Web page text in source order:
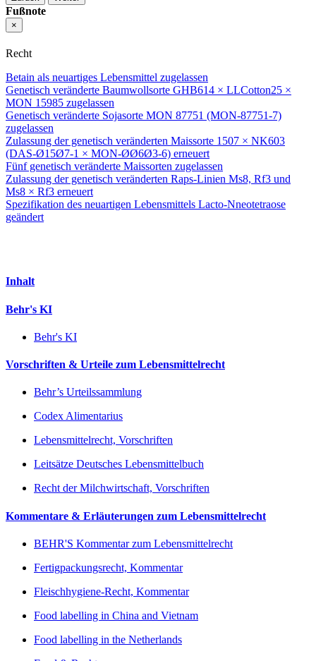
Fußnote
×
Recht
Betain als neuartiges Lebensmittel zugelassen
Genetisch veränderte Baumwollsorte GHB614 × LLCotton25 ×
MON 15985 zugelassen
Genetisch veränderte Sojasorte MON 87751 (MON-87751-7)
zugelassen
Zulassung der genetisch veränderten Maissorte 1507 × NK603
(DAS-Ø15Ø7-1 × MON-ØØ6Ø3-6) erneuert
Fünf genetisch veränderte Maissorten zugelassen
Zulassung der genetisch veränderten Raps-Linien Ms8, Rf3 und
Ms8 × Rf3 erneuert
Spezifikation des neuartigen Lebensmittels Lacto-Nneotetraose
geändert
Inhalt
Behr's KI
Behr's KI
Vorschriften & Urteile zum Lebensmittelrecht
Behr’s Urteilssammlung
Codex Alimentarius
Lebensmittelrecht, Vorschriften
Leitsätze Deutsches Lebensmittelbuch
Recht der Milchwirtschaft, Vorschriften
Kommentare & Erläuterungen zum Lebensmittelrecht
BEHR'S Kommentar zum Lebensmittelrecht
Fertigpackungsrecht, Kommentar
Fleischhygiene-Recht, Kommentar
Food labelling in China and Vietnam
Food labelling in the Netherlands